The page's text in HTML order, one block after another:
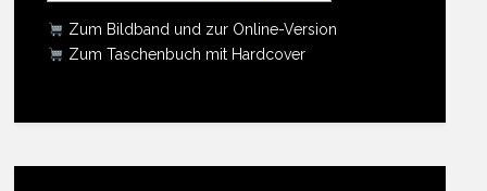
Zum Bildband und zur Online-Version
Zum Taschenbuch mit Hardcover